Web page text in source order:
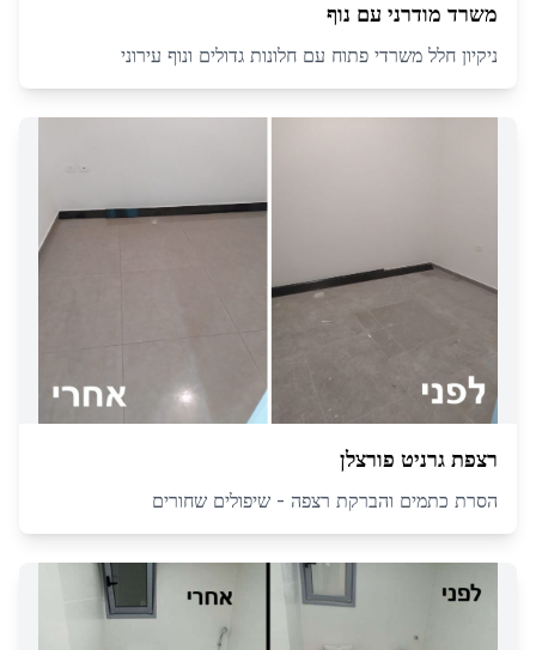
משרד מודרני עם נוף
ניקיון חלל משרדי פתוח עם חלונות גדולים ונוף עירוני
רצפת גרניט פורצלן
הסרת כתמים והברקת רצפה - שיפולים שחורים